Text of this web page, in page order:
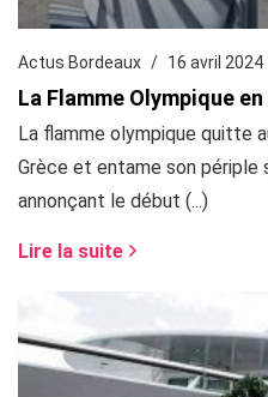
Actus Bordeaux 16 avril 2024
La Flamme Olympique
La flamme olympique quitte
Grèce et entame son périple
annonçant le début (...)
Lire la suite